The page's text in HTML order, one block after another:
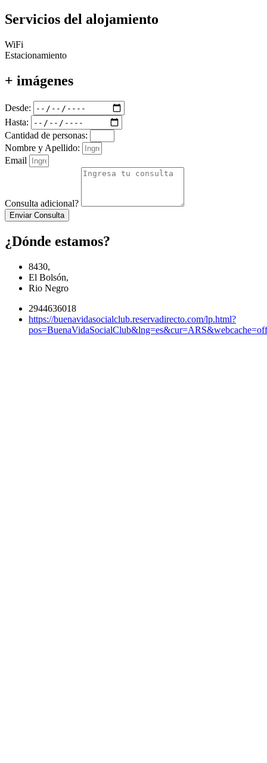
Servicios del alojamiento
WiFi
Estacionamiento
+ imágenes
Desde:
Hasta:
Cantidad de personas:
Nombre y Apellido:
Email
Consulta adicional?
Enviar Consulta
¿Dónde estamos?
8430,
El Bolsón,
Rio Negro
2944636018
https://buenavidasocialclub.reservadirecto.com/lp.html?
pos=BuenaVidaSocialClub&lng=es&cur=ARS&webcache=off